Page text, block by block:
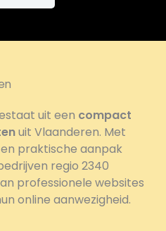
uit een compact
uit Vlaanderen. Met
praktische aanpak
regio 2340
professionele websites
online aanwezigheid.